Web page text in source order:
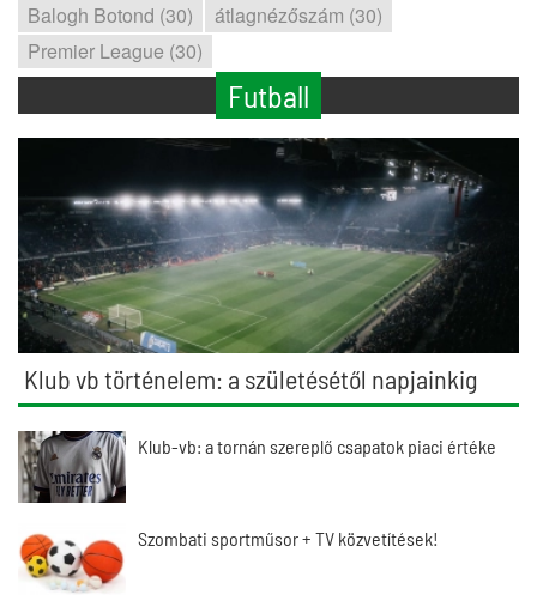
Balogh Botond (30)
átlagnézőszám (30)
Premier League (30)
Futball
Klub vb történelem: a születésétől napjainkig
Klub-vb: a tornán szereplő csapatok piaci értéke
Szombati sportműsor + TV közvetítések!